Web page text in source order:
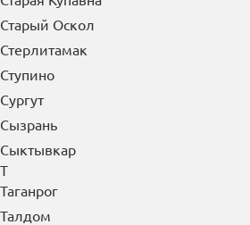
Солнечногорск
Сосновый Бор
Сочи
Спасск-Дальний
Ставрополь
Старая Купавна
Старый Оскол
Стерлитамак
Ступино